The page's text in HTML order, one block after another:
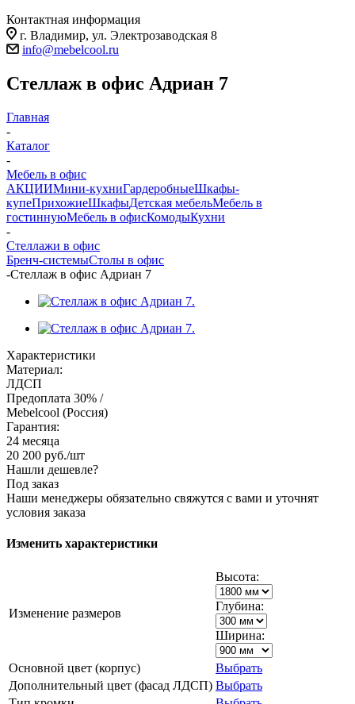
Контактная информация
г. Владимир, ул. Электрозаводская 8
info@mebelcool.ru
Стеллаж в офис Адриан 7
Главная
-
Каталог
-
Мебель в офис
АКЦИИМини-кухниГардеробныеШкафы-
купеПрихожиеШкафыДетская мебельМебель в
гостиннуюМебель в офисКомодыКухни
-
Стеллажи в офис
Бренч-системыСтолы в офис
-Стеллаж в офис Адриан 7
Характеристики
Материал:
ЛДСП
Предоплата 30% /
Mebelcool (Россия)
Гарантия:
24 месяца
20 200 руб./шт
Нашли дешевле?
Под заказ
Наши менеджеры обязательно свяжутся с вами и уточнят
условия заказа
Изменить характеристики
Изменение размеров
Высота:
Глубина:
Ширина:
Основной цвет (корпус)
Выбрать
Дополнительный цвет (фасад ЛДСП) Выбрать